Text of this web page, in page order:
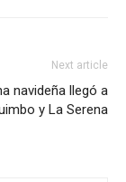
Next article
navideña llegó a
y La Serena